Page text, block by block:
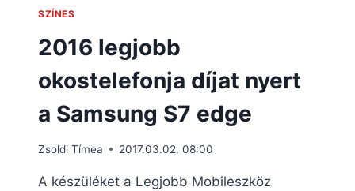
SZÍNES
2016 legjobb
okostelefonja díjat nyert
a Samsung S7 edge
Zsoldi Tímea 2017.03.02. 08:00
A készüléket a Legjobb Mobileszköz